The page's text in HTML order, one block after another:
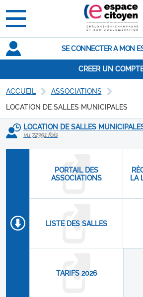
SE CONNECTER A MON
CREER UN
ACCUEIL
ASSOCIATIONS
LOCATION DE SALLES MUNICIPALES
LOCATION DE SALLES
vu 72391 fois
PORTAIL DES
ASSOCIATIONS
LA
LISTE DES SALLES
TARIFS 2026